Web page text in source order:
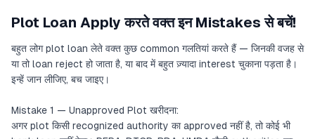
Plot Loan Apply करते वक्त इन Mistakes से बचें!
बहुत लोग plot loan लेते वक्त कुछ common गलतियां करते हैं — जिनकी वजह से
या तो loan reject हो जाता है, या बाद में बहुत ज़्यादा interest चुकाना पड़ता है।
इन्हें जान लीजिए, बच जाइए।
Mistake 1 — Unapproved Plot खरीदना:
अगर plot किसी recognized authority का approved नहीं है, तो कोई भी